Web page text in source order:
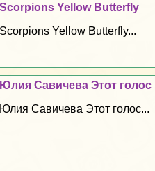
Scorpions Yellow Butterfly
Scorpions Yellow Butterfly...
Юлия Савичева Этот голос
Юлия Савичева Этот голос...